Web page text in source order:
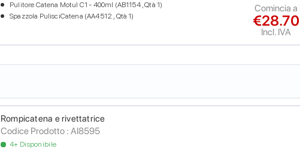
Pulitore Catena Motul C1 - 400ml (AB1154 , Qtà 1)
Spazzola PulisciCatena (AA4512 , Qtà 1)
€28.70
Incl. IVA
Comincia a
Rompicatena e rivettatrice
Codice Prodotto : AI8595
4+ Disponibile